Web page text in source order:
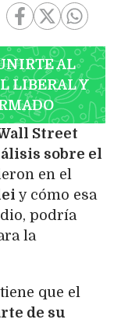
AL
LIBERAL Y
Street
sobre el
en el
y cómo esa
podría
la
que el
de su